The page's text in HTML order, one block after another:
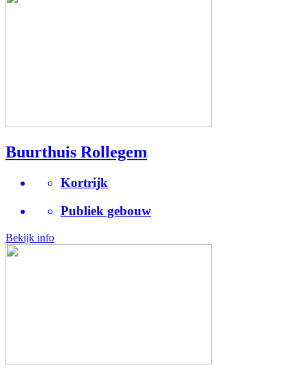
Buurthuis Rollegem
Kortrijk
Publiek gebouw
Bekijk info